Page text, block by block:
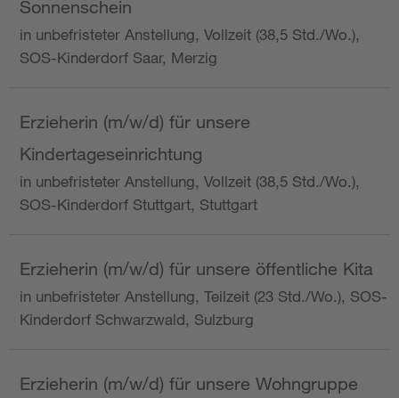
Sonnenschein
in unbefristeter Anstellung, Vollzeit (38,5 Std./Wo.),
SOS-Kinderdorf Saar, Merzig
Erzieherin (m/w/d) für unsere
Kindertageseinrichtung
in unbefristeter Anstellung, Vollzeit (38,5 Std./Wo.),
SOS-Kinderdorf Stuttgart, Stuttgart
Erzieherin (m/w/d) für unsere öffentliche Kita
in unbefristeter Anstellung, Teilzeit (23 Std./Wo.), SOS-
Kinderdorf Schwarzwald, Sulzburg
Erzieherin (m/w/d) für unsere Wohngruppe